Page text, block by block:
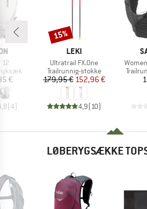
12
€
(4)
MÆRKE
LEKI
Artikel
Ultratrail FX.One
Produktgruppe
Trailrunnig-stokke
Pris
179,95 €Nedsat pris
152,96 €
4,9(10)
Rabat
15%
Artikel
LØBERYGSÆKKE